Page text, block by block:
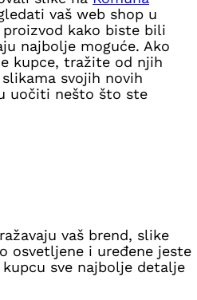
vaš web shop u
kako biste bili
najbolje moguće. Ako
kupce, tražite od njih
svojih novih
uočiti nešto što ste
vaš brend, slike
osvetljene i uređene jeste
sve najbolje detalje